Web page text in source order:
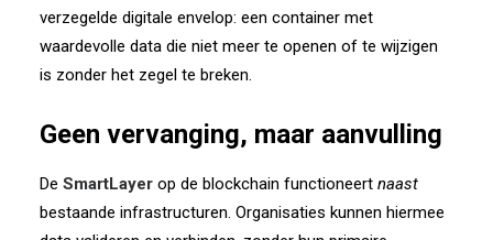
verzegelde digitale envelop: een container met
waardevolle data die niet meer te openen of te wijzigen
is zonder het zegel te breken.
Geen vervanging, maar aanvulling
De SmartLayer op de blockchain functioneert naast
bestaande infrastructuren. Organisaties kunnen hiermee